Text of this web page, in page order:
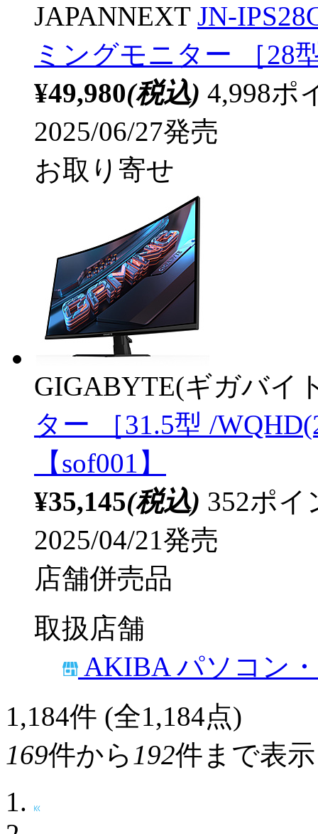
JAPANNEXT JN-
ミングモニター ［28
¥49,980(税込) 4,998ポ
2025/06/27発売
お取り寄せ
GIGABYTE(ギガバイ
ター ［31.5型 /
【sof001】
¥35,145(税込) 352ポ
2025/04/21発売
店舗併売品
取扱店舗
AKIBA パソコン
1,184件 (全1,184点)
169件から 192件まで表示